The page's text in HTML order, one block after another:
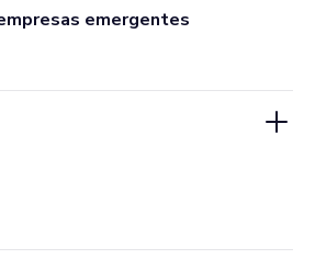
emergentes